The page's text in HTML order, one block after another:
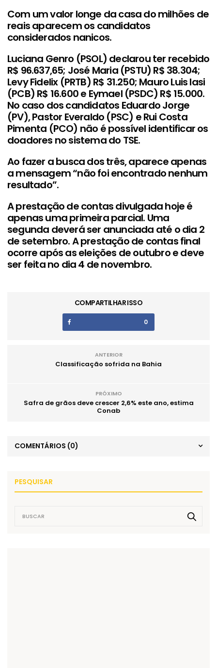
Com um valor longe da casa do milhões de
reais aparecem os candidatos
considerados nanicos.
Luciana Genro (PSOL) declarou ter recebido
R$ 96.637,65; José Maria (PSTU) R$ 38.304;
Levy Fidelix (PRTB) R$ 31.250; Mauro Luis Iasi
(PCB) R$ 16.600 e Eymael (PSDC) R$ 15.000.
No caso dos candidatos Eduardo Jorge
(PV), Pastor Everaldo (PSC) e Rui Costa
Pimenta (PCO) não é possível identificar os
doadores no sistema do TSE.
Ao fazer a busca dos três, aparece apenas
a mensagem “não foi encontrado nenhum
resultado”.
A prestação de contas divulgada hoje é
apenas uma primeira parcial. Uma
segunda deverá ser anunciada até o dia 2
de setembro. A prestação de contas final
ocorre após as eleições de outubro e deve
ser feita no dia 4 de novembro.
COMPARTILHAR ISSO
0
ANTERIOR
Classificação sofrida na Bahia
PRÓXIMO
Safra de grãos deve crescer 2,6% este ano, estima
Conab
COMENTÁRIOS (0)
PESQUISAR